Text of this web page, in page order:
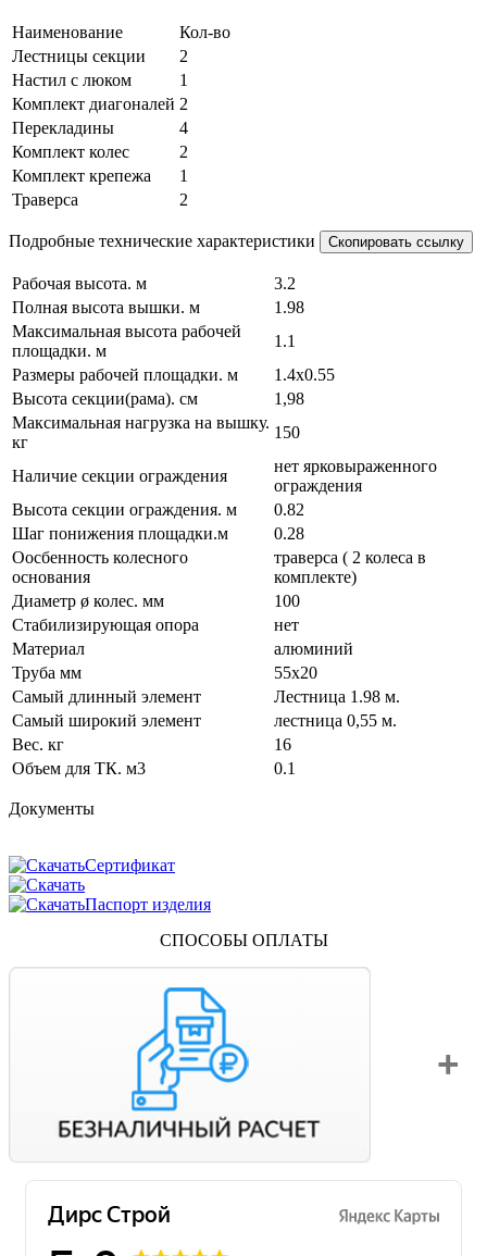
Характеристики вышки туры
Строительные подмости Алюмет 4107 Техно 3 имеют
специальный закрывающийся люк, и надежное ограждение,
что делает безопасным проведение работ на высоте. Тура
Техно 3 – эффективное решение при производстве ремонтно-
строительных работ, поскольку в ней нашли сочетание такие
параметры, как функциональность, эффективность,
стоимость. Вышка тура алюминиевая модель 4107 оснащена
удобно перемещаться вдоль объекта строительства. Также она
имеет лестничные подмости Алюмет sm 4007 4007, с
противоскользящим покрытием и ламинированной,
влагостойкой фанерой. Вышка тура
техно 3 обладает значительной устойчивостью, благодаря
конструктивному исполнению и установленным
стабилизаторам. Винтовые опоры надежно фиксируют
изделие на любой поверхности, в том числе и на неровном
грунте, лестничных пролетах и других покрытиях.
Производство вышек тур
Изготовленная в заводских условиях, вышка тура 4107
обладает высокими качественными характеристиками,
рабочими параметрами, соответствует нормативным
требованиям. Вышка тура 4107 Алюмет паспорт изделия,
гарантию производителя и сертификат качества. Благодаря
особой тщательности обработки материалов и сборки
конструкции, вышка тура Алюмет Техно 3 имеет
значительный эксплуатационный период, даже в самых
сложных климатических условиях.
Наименование
Кол-во
Лестницы секции
2
Настил с люком
1
Комплект диагоналей 2
Перекладины
4
Комплект колес
2
Комплект крепежа
1
Траверса
2
Подробные технические характеристики Скопировать ссылку
Рабочая высота. м
3.2
Полная высота вышки. м
1.98
Максимальная высота рабочей
площадки. м
1.1
Размеры рабочей площадки. м
1.4х0.55
Высота секции(рама). см
1,98
Максимальная нагрузка на вышку.
кг
150
Наличие секции ограждения
нет ярковыраженного
ограждения
Высота секции ограждения. м
0.82
Шаг понижения площадки.м
0.28
Оосбенность колесного
основания
траверса ( 2 колеса в
комплекте)
Диаметр ø колес. мм
100
Стабилизирующая опора
нет
Материал
алюминий
Труба мм
55х20
Самый длинный элемент
Лестница 1.98 м.
Самый широкий элемент
лестница 0,55 м.
Вес. кг
16
Объем для ТК. м3
0.1
Документы
Сертификат
Паспорт изделия
СПОСОБЫ ОПЛАТЫ
с НДС. Для этого попросите менеджера выставить вам
счет на оплату.